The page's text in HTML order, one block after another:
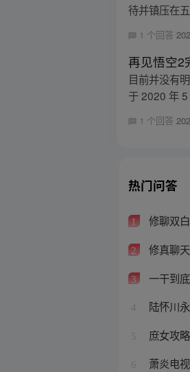
待并镇压在
1 个回答
再见悟空2
目前并没有
于 2020 年
1 个回答
热门问答
1 修聊双
2 修真聊
3 一干到
4 陆怀川
5 庶女攻
6 萧炎电